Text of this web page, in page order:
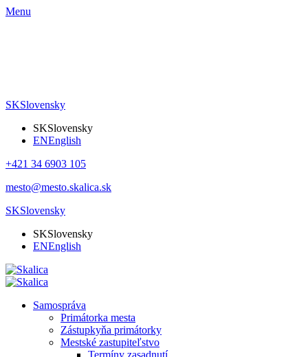
Menu
SKSlovensky
SKSlovensky
ENEnglish
+421 34 6903 105
mesto@mesto.skalica.sk
SKSlovensky
SKSlovensky
ENEnglish
Samospráva
Primátorka mesta
Zástupkyňa primátorky
Mestské zastupiteľstvo
Termíny zasadnutí